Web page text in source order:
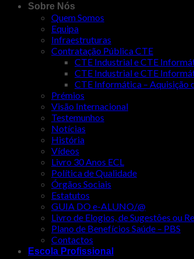
Sobre Nós
Quem Somos
Equipa
Infraestruturas
Contratação Pública CTE
CTE Industrial e CTE
CTE Industrial e CTE
CTE Informática – Aquisição
Prémios
Visão Internacional
Testemunhos
Notícias
História
Vídeos
Livro 30 Anos ECL
Política de Qualidade
Órgãos Sociais
Estatutos
GUIA DO e-ALUNO/@
Livro de Elogios, de Sugestões ou
Plano de Benefícios Saúde – PBS
Contactos
Escola Profissional